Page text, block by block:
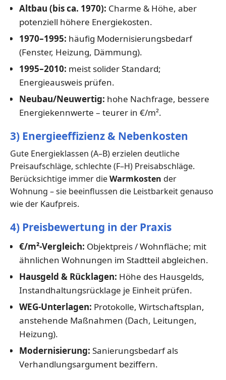
Altbau (bis ca. 1970): Charme & Höhe, aber
potenziell höhere Energiekosten.
1970–1995: häufig Modernisierungsbedarf
(Fenster, Heizung, Dämmung).
1995–2010: meist solider Standard;
Energieausweis prüfen.
Neubau/Neuwertig: hohe Nachfrage, bessere
Energiekennwerte – teurer in €/m².
3) Energieeffizienz & Nebenkosten
Gute Energieklassen (A–B) erzielen deutliche
Preisaufschläge, schlechte (F–H) Preisabschläge.
Berücksichtige immer dieWarmkosten der
Wohnung – sie beeinflussen die Leistbarkeit genauso
wie der Kaufpreis.
4) Preisbewertung in der Praxis
€/m²-Vergleich: Objektpreis / Wohnfläche; mit
ähnlichen Wohnungen im Stadtteil abgleichen.
Hausgeld & Rücklagen: Höhe des Hausgelds,
Instandhaltungsrücklage je Einheit prüfen.
WEG-Unterlagen: Protokolle, Wirtschaftsplan,
anstehende Maßnahmen (Dach, Leitungen,
Heizung).
Modernisierung: Sanierungsbedarf als
Verhandlungsargument beziffern.